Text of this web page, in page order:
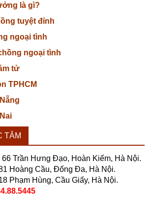
là gì?
tuyệt đỉnh
ngoại tình
ngoại tình
tử
TPHCM
TÂM
66 Trần Hưng Đạo, Hoàn Kiếm, Hà Nội.
Hoàng Cầu, Đống Đa, Hà Nội.
Phạm Hùng, Cầu Giấy, Hà Nội.